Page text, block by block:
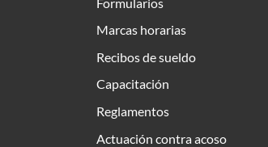
Marcas horarias
Recibos de sueldo
Capacitación
Reglamentos
Actuación contra acoso